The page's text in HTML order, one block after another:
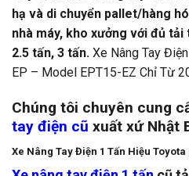
hạ và di chuyển pallet/hàng
nhà máy, kho xưởng với đủ
2.5 tấn, 3 tấn. Xe Nâng Tay
EP – Model EPT15-EZ Chỉ Từ
Chúng tôi chuyên cung
tay điện cũ xuất xứ Nhật
Xe Nâng Tay Điện 1 Tấn Hiệu Toyota